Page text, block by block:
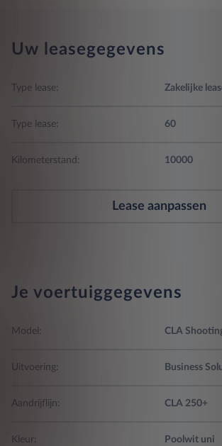
Uw leasegegevens
Type lease: Zakelijke
Type lease: 60
Kilometerstand: 10000
Lease aanpassen
Je voertuiggegevens
Model: CLA
Uitvoering: Business
Aandrijflijn: CLA 250+
Kleur: Poolwit uni